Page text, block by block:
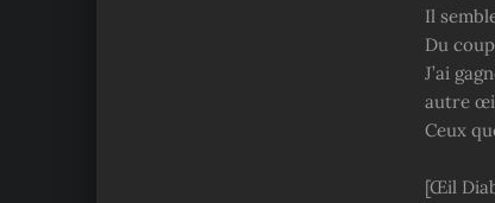
Il
Du
J’ai
autre
Ceux
[Œil